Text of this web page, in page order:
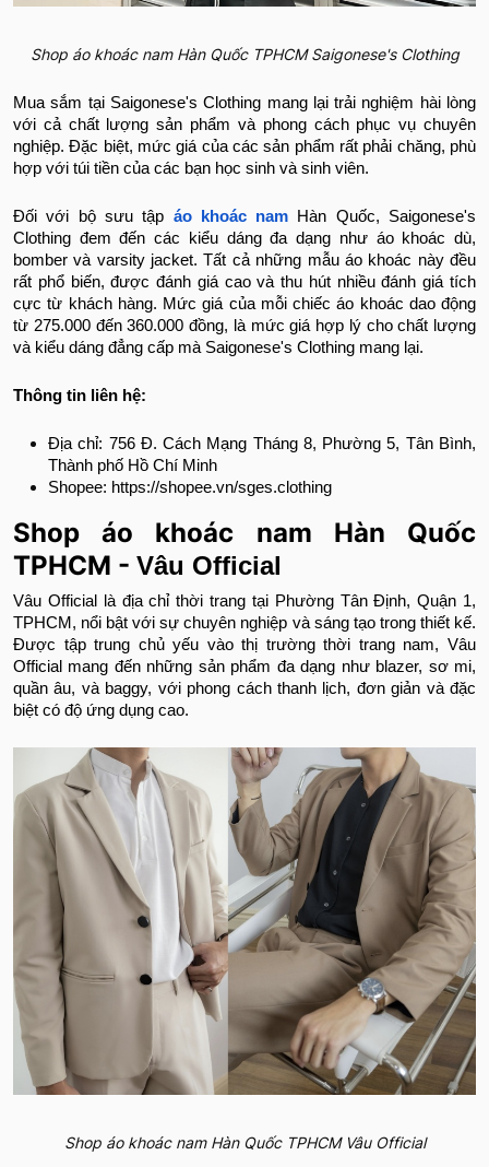
Shop áo khoác nam Hàn Quốc TPHCM Saigonese's Clothing
Mua sắm tại Saigonese's Clothing mang lại trải nghiệm hài lòng
với cả chất lượng sản phẩm và phong cách phục vụ chuyên
nghiệp. Đặc biệt, mức giá của các sản phẩm rất phải chăng, phù
hợp với túi tiền của các bạn học sinh và sinh viên.
Đối với bộ sưu tập áo khoác nam Hàn Quốc, Saigonese's
Clothing đem đến các kiểu dáng đa dạng như áo khoác dù,
bomber và varsity jacket. Tất cả những mẫu áo khoác này đều
rất phổ biến, được đánh giá cao và thu hút nhiều đánh giá tích
cực từ khách hàng. Mức giá của mỗi chiếc áo khoác dao động
từ 275.000 đến 360.000 đồng, là mức giá hợp lý cho chất lượng
và kiểu dáng đẳng cấp mà Saigonese's Clothing mang lại.
Thông tin liên hệ:
Địa chỉ: 756 Đ. Cách Mạng Tháng 8, Phường 5, Tân Bình,
Thành phố Hồ Chí Minh
Shopee: https://shopee.vn/sges.clothing
Shop áo khoác nam Hàn Quốc
TPHCM - Vâu Official
Vâu Official là địa chỉ thời trang tại Phường Tân Định, Quận 1,
TPHCM, nổi bật với sự chuyên nghiệp và sáng tạo trong thiết kế.
Được tập trung chủ yếu vào thị trường thời trang nam, Vâu
Official mang đến những sản phẩm đa dạng như blazer, sơ mi,
quần âu, và baggy, với phong cách thanh lịch, đơn giản và đặc
biệt có độ ứng dụng cao.
Shop áo khoác nam Hàn Quốc TPHCM Vâu Official